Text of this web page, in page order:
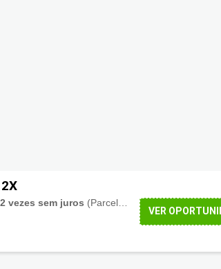
vezes sem juros (Parcela mínima de R$ 9,00) ou em mais com acréscimo. Aproveite!
VER